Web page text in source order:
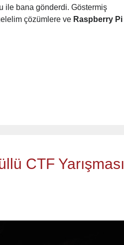
ile bana gönderdi. Göstermiş
çözümlere ve Raspberry Pi
CTF Yarışması